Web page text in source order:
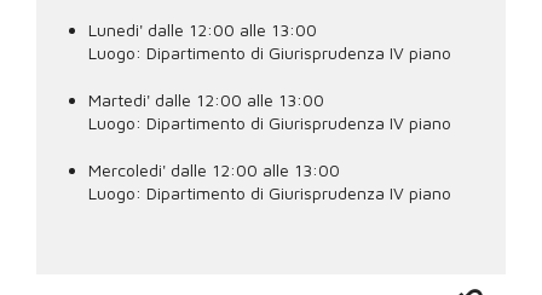
Lunedi' dalle 12:00 alle 13:00
Luogo: Dipartimento di Giurisprudenza IV piano
Martedi' dalle 12:00 alle 13:00
Luogo: Dipartimento di Giurisprudenza IV piano
Mercoledi' dalle 12:00 alle 13:00
Luogo: Dipartimento di Giurisprudenza IV piano